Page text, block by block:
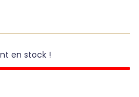
en stock !